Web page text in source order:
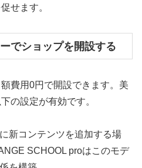
せます。
でショップを開設する
費用0円で開設できます。美
の設定が有効です。
に新コンテンツを追加する場
SCHOOL proはこのモデ